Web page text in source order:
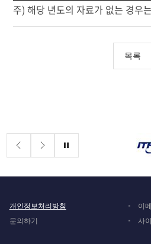
주) 해당 년도의 자료가 없는 경우
목록
배너존
개인정보처리방침
이
문의하기
사